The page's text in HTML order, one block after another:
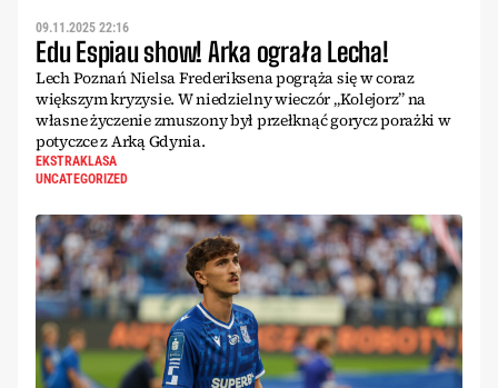
09.11.2025 22:16
Edu Espiau show! Arka ograła Lecha!
Lech Poznań Nielsa Frederiksena pogrąża się w coraz
większym kryzysie. W niedzielny wieczór „Kolejorz” na
własne życzenie zmuszony był przełknąć gorycz porażki w
potyczce z Arką Gdynia.
EKSTRAKLASA
UNCATEGORIZED